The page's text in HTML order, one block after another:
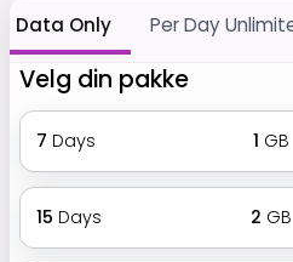
Data Only Per Day
Velg din pakke
7 Days 1 GB
15 Days 2 GB